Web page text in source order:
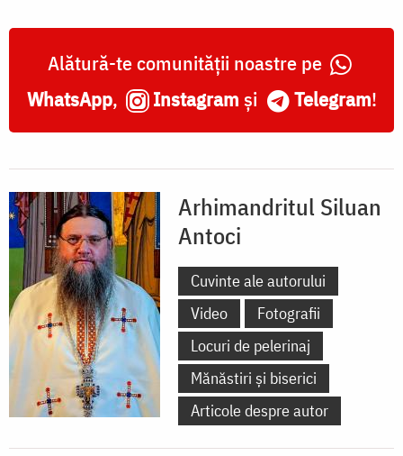
Alătură-te comunității noastre pe
WhatsApp, Instagram și Telegram!
Arhimandritul Siluan
Antoci
Cuvinte ale autorului
Video
Fotografii
Locuri de pelerinaj
Mănăstiri și biserici
Articole despre autor